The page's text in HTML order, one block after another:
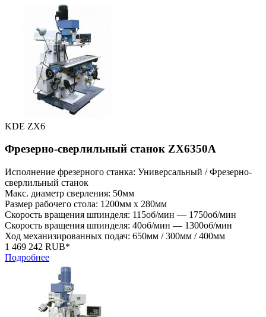
KDE ZX6
Фрезерно-сверлильный станок ZX6350A
Исполнение фрезерного станка: Универсальный / Фрезерно-
сверлильный станок
Макс. диаметр сверления: 50мм
Размер рабочего стола: 1200мм x 280мм
Скорость вращения шпинделя: 115об/мин — 1750об/мин
Скорость вращения шпинделя: 40об/мин — 1300об/мин
Ход механизированных подач: 650мм / 300мм / 400мм
1 469 242 RUB*
Подробнее